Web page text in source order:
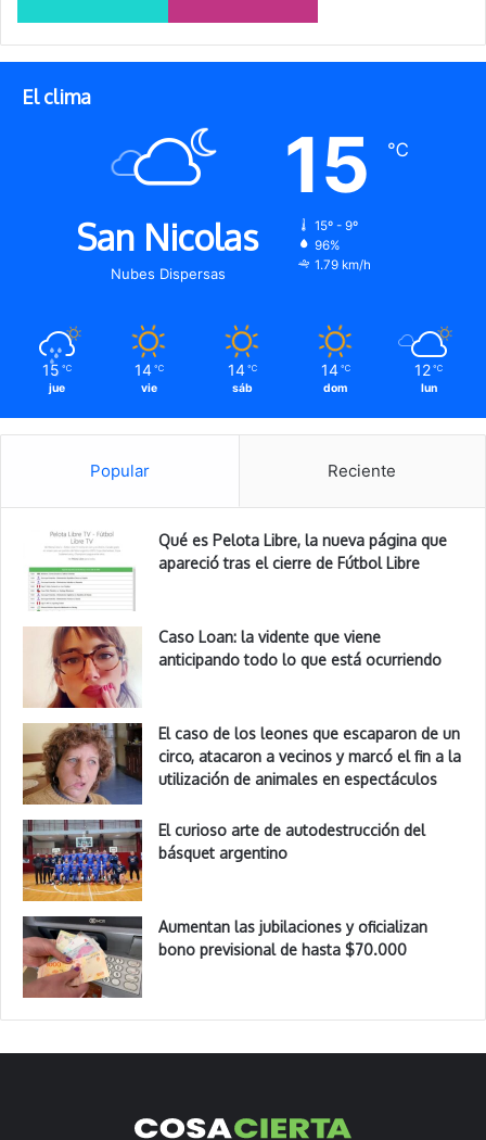
El clima
San Nicolas
Nubes Dispersas
15 ℃
15º - 9º
96%
1.79 km/h
15 ℃
jue
14 ℃
vie
14 ℃
sáb
14 ℃
dom
12 ℃
lun
Popular Reciente
Qué es Pelota Libre, la nueva página que
apareció tras el cierre de Fútbol Libre
Caso Loan: la vidente que viene
anticipando todo lo que está ocurriendo
El caso de los leones que escaparon de un
circo, atacaron a vecinos y marcó el fin a la
utilización de animales en espectáculos
El curioso arte de autodestrucción del
básquet argentino
Aumentan las jubilaciones y oficializan
bono previsional de hasta $70.000